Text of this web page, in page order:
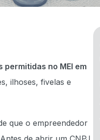
permitidas no MEI em
ilhoses, fivelas e
que o empreendedor